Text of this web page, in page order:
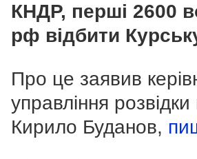
КНДР, перші 2600
рф відбити
Про це заявив
управління
Кирило Буданов,